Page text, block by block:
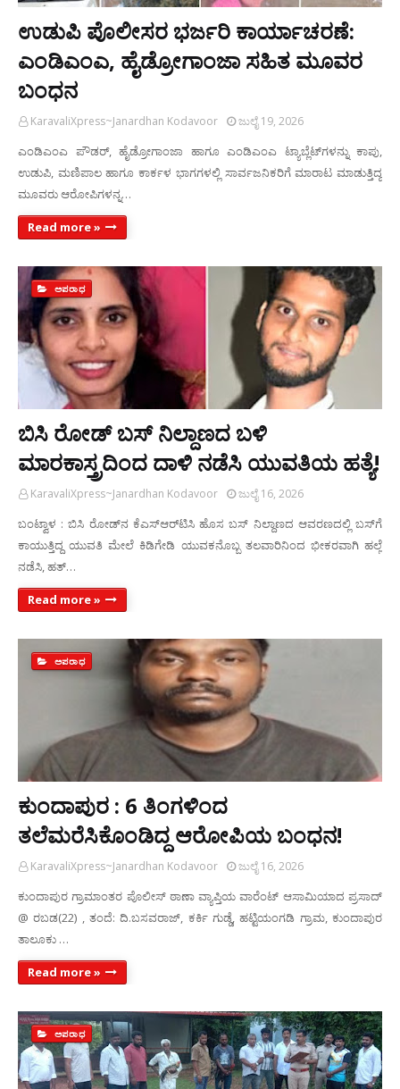
ಉಡುಪಿ ಪೊಲೀಸರ ಭರ್ಜರಿ ಕಾರ್ಯಾಚರಣೆ:
ಎಂಡಿಎಂಎ, ಹೈಡ್ರೋಗಾಂಜಾ ಸಹಿತ ಮೂವರ
ಬಂಧನ
KaravaliXpress~Janardhan Kodavoor ಜುಲೈ 19, 2026
ಎಂಡಿಎಂಎ ಪೌಡರ್‌, ಹೈಡ್ರೋಗಾಂಜಾ ಹಾಗೂ ಎಂಡಿಎಂಎ ಟ್ಯಾಬ್ಲೆಟ್‌ಗಳನ್ನು ಕಾಪು,
ಉಡುಪಿ, ಮಣಿಪಾಲ ಹಾಗೂ ಕಾರ್ಕಳ ಭಾಗಗಳಲ್ಲಿ ಸಾರ್ವಜನಿಕರಿಗೆ ಮಾರಾಟ ಮಾಡುತ್ತಿದ್ದ
ಮೂವರು ಆರೋಪಿಗಳನ್ನ…
Read more »
ಅಪರಾಧ
ಬಿಸಿ ರೋಡ್ ಬಸ್ ನಿಲ್ದಾಣದ ಬಳಿ
ಮಾರಕಾಸ್ತ್ರದಿಂದ ದಾಳಿ ನಡೆಸಿ ಯುವತಿಯ ಹತ್ಯೆ!
KaravaliXpress~Janardhan Kodavoor ಜುಲೈ 16, 2026
ಬಂಟ್ವಾಳ : ಬಿಸಿ ರೋಡ್‌ನ ಕೆಎಸ್‌ಆರ್‌ಟಿಸಿ ಹೊಸ ಬಸ್ ನಿಲ್ದಾಣದ ಆವರಣದಲ್ಲಿ ಬಸ್‌ಗೆ
ಕಾಯುತ್ತಿದ್ದ ಯುವತಿ ಮೇಲೆ ಕಿಡಿಗೇಡಿ ಯುವಕನೊಬ್ಬ ತಲವಾರಿನಿಂದ ಭೀಕರವಾಗಿ ಹಲ್ಲೆ
ನಡೆಸಿ, ಹತ್…
Read more »
ಅಪರಾಧ
ಕುಂದಾಪುರ : 6 ತಿಂಗಳಿಂದ
ತಲೆಮರೆಸಿಕೊಂಡಿದ್ದ ಆರೋಪಿಯ ಬಂಧನ!
KaravaliXpress~Janardhan Kodavoor ಜುಲೈ 16, 2026
ಕುಂದಾಪುರ ಗ್ರಾಮಾಂತರ ಪೊಲೀಸ್‌ ಠಾಣಾ ವ್ಯಾಪ್ತಿಯ ವಾರೆಂಟ್‌ ಆಸಾಮಿಯಾದ ಪ್ರಸಾದ್‌
@ ರಬಡ(22) , ತಂದೆ: ದಿ.ಬಸವರಾಜ್‌, ಕರ್ಕಿ ಗುಡ್ಡೆ, ಹಟ್ಟಿಯಂಗಡಿ ಗ್ರಾಮ, ಕುಂದಾಪುರ
ತಾಲೂಕು …
Read more »
ಅಪರಾಧ